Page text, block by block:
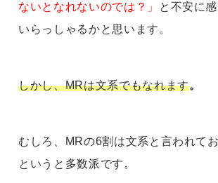
ないとなれないのでは？」
と不安に
いらっしゃるかと思います。
しかし、MRは文系でもなれます。
むしろ、MRの6割は文系と言われて
というと多数派です。